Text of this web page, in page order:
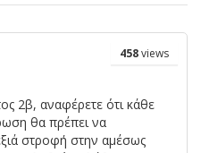
458views
2β, αναφέρετε ότι κάθε
θα πρέπει να
στροφή στην αμέσως